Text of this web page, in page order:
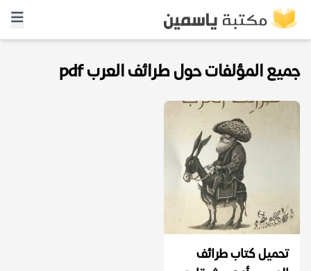
جميع المؤلفات حول طرائف العرب pdf
تحميل كتاب طرائف